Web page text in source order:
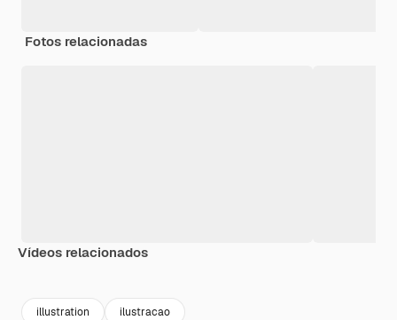
Fotos relacionadas
Vídeos relacionados
illustration ilustracao